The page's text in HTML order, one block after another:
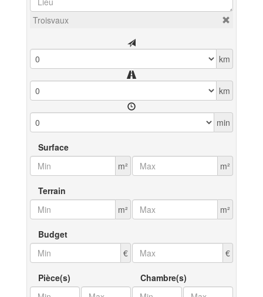
Troisvaux
km
km
min
Surface
m²
m²
Terrain
m²
m²
Budget
€
€
Pièce(s) Chambre(s)